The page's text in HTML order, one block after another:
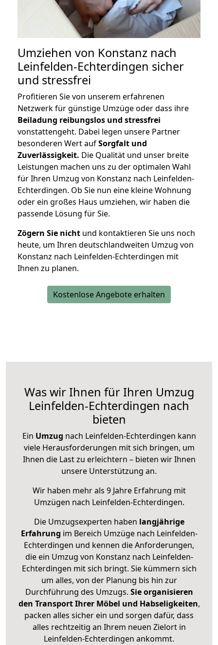
Umziehen von Konstanz nach
Leinfelden-Echterdingen sicher
und stressfrei
Profitieren Sie von unserem erfahrenen
Netzwerk für günstige Umzüge oder dass ihre
Beiladung reibungslos und stressfrei
vonstattengeht. Dabei legen unsere Partner
besonderen Wert aufSorgfalt und
Zuverlässigkeit. Die Qualität und unser breite
Leistungen machen uns zu der optimalen Wahl
für Ihren Umzug von Konstanz nach Leinfelden-
Echterdingen. Ob Sie nun eine kleine Wohnung
oder ein großes Haus umziehen, wir haben die
passende Lösung für Sie.
Zögern Sie nicht und kontaktieren Sie uns noch
heute, um Ihren deutschlandweiten Umzug von
Konstanz nach Leinfelden-Echterdingen mit
Ihnen zu planen.
Kostenlose Angebote erhalten
Was wir Ihnen für Ihren Umzug
Leinfelden-Echterdingen nach
bieten
Ein Umzug nach Leinfelden-Echterdingen kann
viele Herausforderungen mit sich bringen, um
Ihnen die Last zu erleichtern – bieten wir Ihnen
unsere Unterstützung an.
Wir haben mehr als 9 Jahre Erfahrung mit
Umzügen nach Leinfelden-Echterdingen.
Die Umzugsexperten haben langjährige
Erfahrung im Bereich Umzüge nach Leinfelden-
Echterdingen und kennen die Anforderungen,
die ein Umzug von Konstanz nach Leinfelden-
Echterdingen mit sich bringt. Sie kümmern sich
um alles, von der Planung bis hin zur
Durchführung des Umzugs. Sie organisieren
den Transport Ihrer Möbel und Habseligkeiten,
packen alles sicher ein und sorgen dafür, dass
alles rechtzeitig an Ihrem neuen Zielort in
Leinfelden-Echterdingen ankommt.